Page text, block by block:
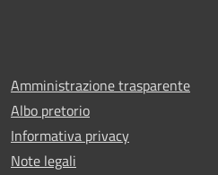
Amministrazione trasparente
Albo pretorio
Informativa privacy
Note legali